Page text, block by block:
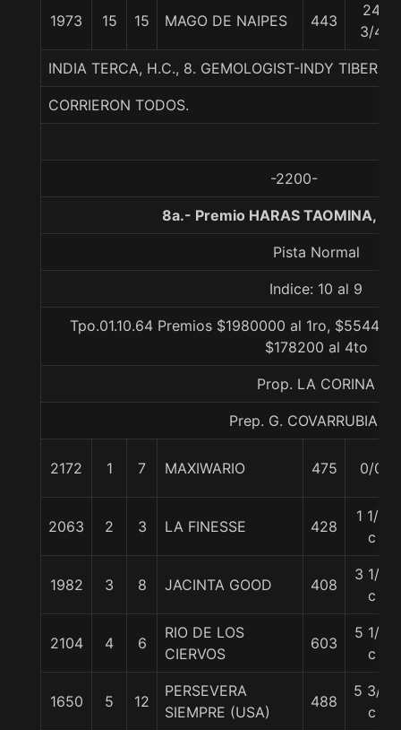
1973 15 15 MAGO DE NAIPES 443
24
3/4
INDIA TERCA, H.C., 8. GEMOLOGIST-INDY
CORRIERON TODOS.
-2200-
8a.- Premio HARAS TAOMINA,
Pista Normal
Indice: 10 al 9
Tpo.01.10.64 Premios $1980000 al 1ro,
$178200 al 4to
Prop. LA CORINA
Prep. G. COVARRUBIAS
2172 1 7 MAXIWARIO 475 0/0
2063 2 3 LA FINESSE 428
1 1/2
c
1982 3 8 JACINTA GOOD 408
3 1/4
c
2104 4 6
RIO DE LOS
CIERVOS
603
5 1/4
c
1650 5 12
PERSEVERA
SIEMPRE (USA)
488
5 3/4
c